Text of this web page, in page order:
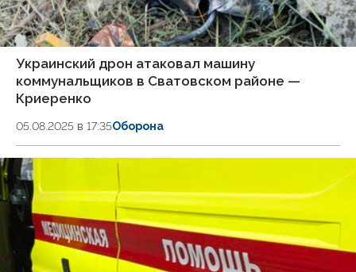
Украинский дрон атаковал машину
коммунальщиков в Сватовском районе —
Криеренко
05.08.2025 в 17:35Оборона